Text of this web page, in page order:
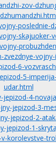
zov-
poslednie-
skajuoker-
zvezdnye-
6-
5-
udar.html
jepizod-4-
jepizod-3-
jepizod-2-
jepizod-1-
korolevstve-